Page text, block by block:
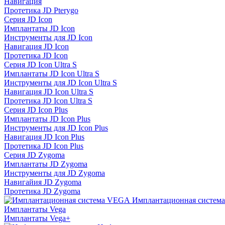
Протетика JD Pterygo
Серия JD Icon
Имплантаты JD Icon
Инструменты для JD Icon
Навигация JD Icon
Протетика JD Icon
Серия JD Icon Ultra S
Имплантаты JD Icon Ultra S
Инструменты для JD Icon Ultra S
Навигация JD Icon Ultra S
Протетика JD Icon Ultra S
Серия JD Icon Plus
Имплантаты JD Icon Plus
Инструменты для JD Icon Plus
Навигация JD Icon Plus
Протетика JD Icon Plus
Серия JD Zygoma
Имплантаты JD Zygoma
Инструменты для JD Zygoma
Навигайия JD Zygoma
Протетика JD Zygoma
Имплантационная
Имплантаты Vega
Имплантаты Vega+